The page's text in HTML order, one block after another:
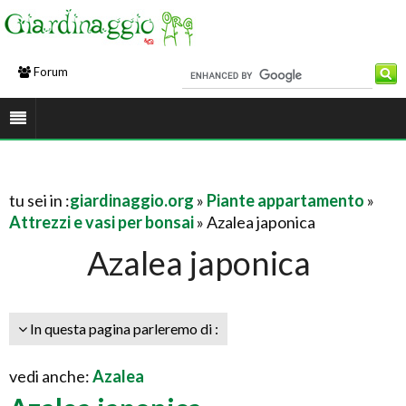
Forum
tu sei in :giardinaggio.org » Piante appartamento »
Attrezzi e vasi per bonsai» Azalea japonica
Azalea japonica
In questa pagina parleremo di :
vedi anche:Azalea